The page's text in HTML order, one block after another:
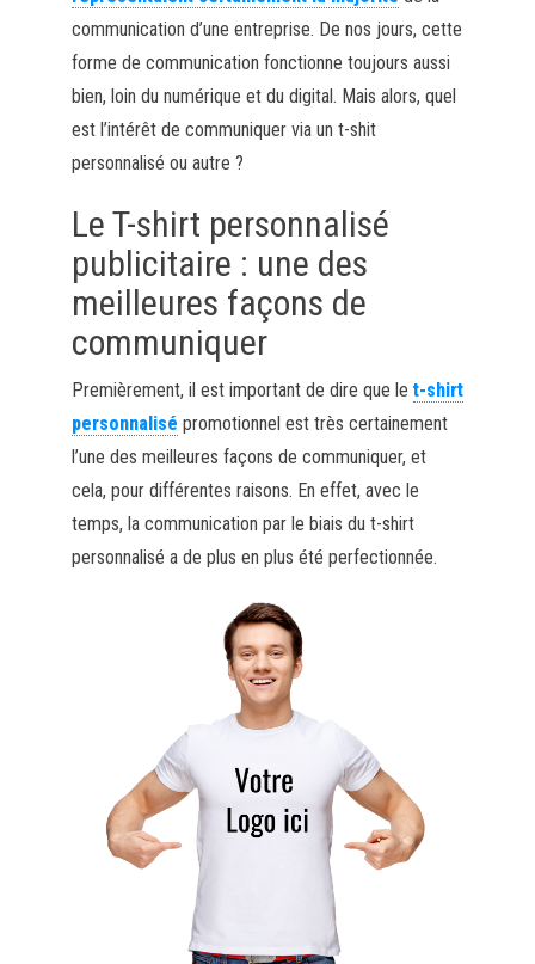
communication d’une entreprise. De nos jours, cette
forme de communication fonctionne toujours aussi
bien, loin du numérique et du digital. Mais alors, quel
est l’intérêt de communiquer via un t-shit
personnalisé ou autre ?
Le T-shirt personnalisé
publicitaire : une des
meilleures façons de
communiquer
Premièrement, il est important de dire que le t-shirt
personnalisé promotionnel est très certainement
l’une des meilleures façons de communiquer, et
cela, pour différentes raisons. En effet, avec le
temps, la communication par le biais du t-shirt
personnalisé a de plus en plus été perfectionnée.